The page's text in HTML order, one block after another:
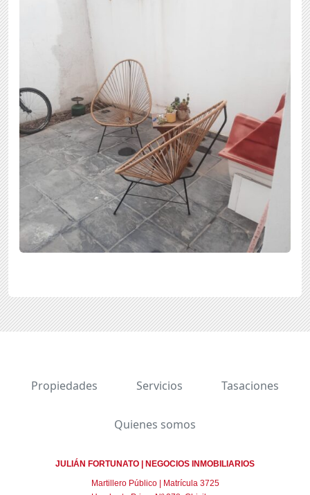
Propiedades Servicios Tasaciones
Quienes somos
JULIÁN FORTUNATO | NEGOCIOS INMOBILIARIOS
Martillero Público | Matrícula 3725